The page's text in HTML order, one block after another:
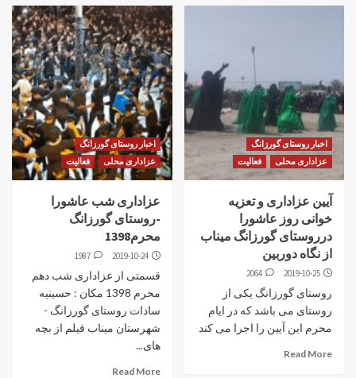
اخبار روستای گورزانگ
عزاداری محلی
فعالیت
آیین عزاداری و تعزیه
خوانی روز عاشورا
درروستای گورزانگ میناب
از نگاه دوربین
2019-10-25
2064
روستای گورزانگ یکی از
روستای می باشد که در ایام
محرم این آیین را اجرا می کند
Read More
اخبار روستای گورزانگ
عزاداری محلی
فعالیت
عزاداری شب عاشورا
-روستای گورزانگ
محرم1398
2019-10-24
1987
قسمتی از عزاداری شب دهم
محرم 1398 مکان : حسینیه
سادات روستای گورزانگ -
شهرستان میناب فیلم از بچه
های...
Read More